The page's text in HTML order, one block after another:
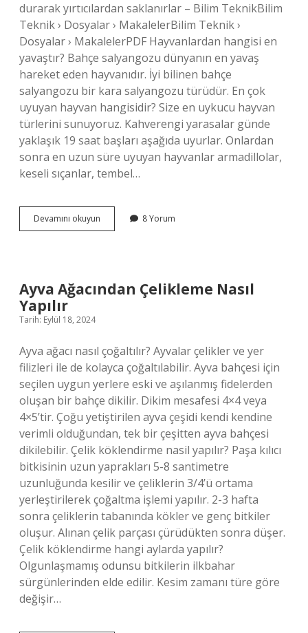
durarak yırtıcılardan saklanırlar – Bilim TeknikBilim
Teknik › Dosyalar › MakalelerBilim Teknik ›
Dosyalar › MakalelerPDF Hayvanlardan hangisi en
yavaştır? Bahçe salyangozu dünyanın en yavaş
hareket eden hayvanıdır. İyi bilinen bahçe
salyangozu bir kara salyangozu türüdür. En çok
uyuyan hayvan hangisidir? Size en uykucu hayvan
türlerini sunuyoruz. Kahverengi yarasalar günde
yaklaşık 19 saat başları aşağıda uyurlar. Onlardan
sonra en uzun süre uyuyan hayvanlar armadillolar,
keseli sıçanlar, tembel…
Devamını okuyun Dünyanın
En
8 Yorum
Ayva Ağacından Çelikleme Nasıl
Yapılır
Tarih: Eylül 18, 2024
Ayva ağacı nasıl çoğaltılır? Ayvalar çelikler ve yer
filizleri ile de kolayca çoğaltılabilir. Ayva bahçesi için
seçilen uygun yerlere eski ve aşılanmış fidelerden
oluşan bir bahçe dikilir. Dikim mesafesi 4×4 veya
4×5’tir. Çoğu yetiştirilen ayva çeşidi kendi kendine
verimli olduğundan, tek bir çeşitten ayva bahçesi
dikilebilir. Çelik köklendirme nasil yapılır? Paşa kılıcı
bitkisinin uzun yaprakları 5-8 santimetre
uzunluğunda kesilir ve çeliklerin 3/4’ü ortama
yerleştirilerek çoğaltma işlemi yapılır. 2-3 hafta
sonra çeliklerin tabanında kökler ve genç bitkiler
oluşur. Alınan çelik parçası çürüdükten sonra düşer.
Çelik köklendirme hangi aylarda yapılır?
Olgunlaşmamış odunsu bitkilerin ilkbahar
sürgünlerinden elde edilir. Kesim zamanı türe göre
değişir…